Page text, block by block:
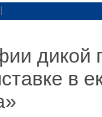
дикой
в